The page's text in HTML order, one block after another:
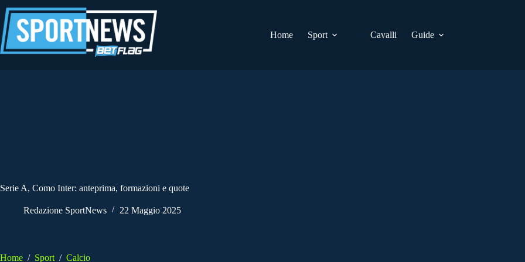
al
contenuto
Home
Sport Cavalli Guide
Serie A, Como Inter: anteprima, formazioni e quote
Redazione SportNews 22 Maggio 2025
Home / Sport / Calcio